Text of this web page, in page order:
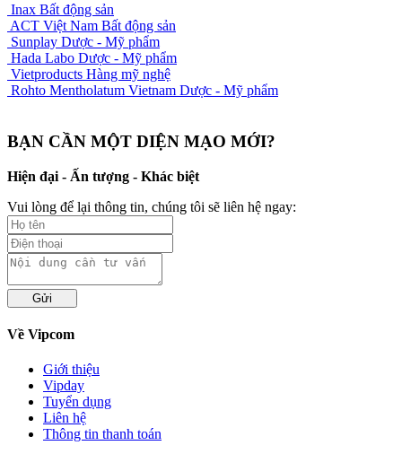
Inax Bất động sản
ACT Việt Nam Bất động sản
Sunplay Dược - Mỹ phẩm
Hada Labo Dược - Mỹ phẩm
Vietproducts Hàng mỹ nghệ
Rohto Mentholatum Vietnam Dược - Mỹ phẩm
BẠN CẦN MỘT DIỆN MẠO MỚI?
Hiện đại - Ấn tượng - Khác biệt
Vui lòng để lại thông tin, chúng tôi sẽ liên hệ ngay:
Về Vipcom
Giới thiệu
Vipday
Tuyển dụng
Liên hệ
Thông tin thanh toán